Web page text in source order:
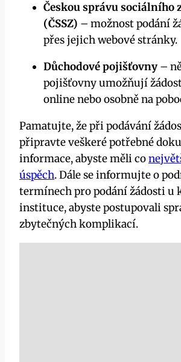
Českou správu sociálního
(ČSSZ) – možnost podání
přes jejich webové stránky.
Důchodové pojišťovny –
pojišťovny umožňují
online nebo osobně na
Pamatujte, že při podávání
připravte veškeré potřebné
informace, abyste měli co
úspěch. Dále se informujte o
termínech pro podání žádosti u
instituce, abyste postupovali
zbytečných komplikací.